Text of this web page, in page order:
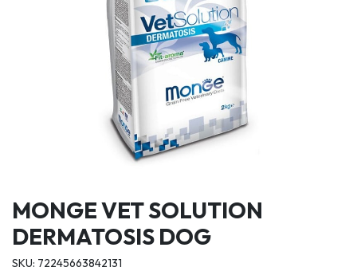
MONGE VET SOLUTION
DERMATOSIS DOG
SKU: 72245663842131